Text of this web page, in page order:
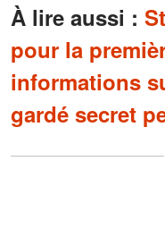
À lire aussi :
pour la
informations
gardé secret